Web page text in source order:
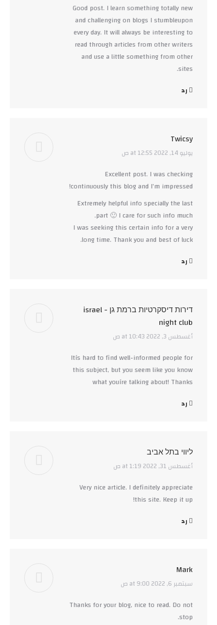
Good post. I learn something totally new
and challenging on blogs I stumbleupon
every day. It will always be interesting to
read through articles from other writers
and use a little something from other
sites.
رد
Twicsy
says:
يوليو 14, 2022 at 12:55 ص
Excellent post. I was checking
continuously this blog and I’m impressed!
Extremely helpful info specially the last
part 🙂 I care for such info much.
I was seeking this certain info for a very
long time. Thank you and best of luck.
رد
דירות דיסקרטיות ברמת גן - israel
night club
says:
أغسطس 3, 2022 at 10:43 ص
Itís hard to find well-informed people for
this subject, but you seem like you know
what youíre talking about! Thanks
رد
ליווי בתל אביב
says:
أغسطس 31, 2022 at 1:19 ص
Very nice article. I definitely appreciate
this site. Keep it up!
رد
Mark
says:
سبتمبر 6, 2022 at 9:00 ص
Thanks for your blog, nice to read. Do not
stop.